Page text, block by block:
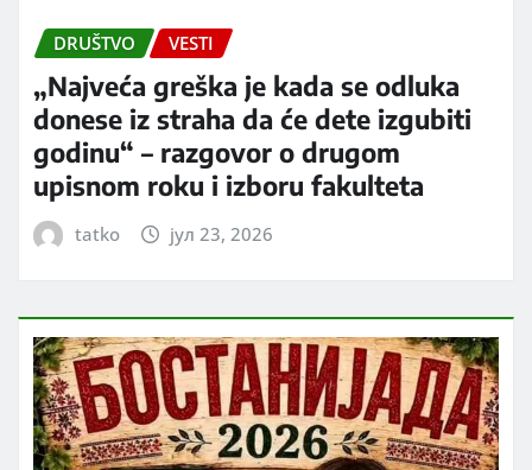
DRUŠTVO VESTI
„Najveća greška je kada se odluka
donese iz straha da će dete izgubiti
godinu“ – razgovor o drugom
upisnom roku i izboru fakulteta
tatko јул 23, 2026